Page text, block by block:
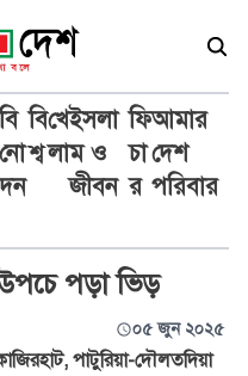
নো
বি
শ্ব
খে
লা
ইসলা
ম ও
জীবন
ফি
চা
র
আমার
দেশ
পরিবার
পড়া ভিড়
০৫ জুন ২০২৫
পাটুরিয়া-দৌলতদিয়া